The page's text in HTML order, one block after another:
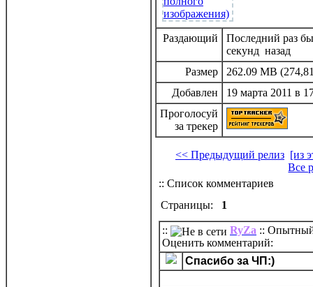
Раздающий
Последний раз
секунд назад
Размер
262.09 MB
Добавлен
19 марта 2011 в
Проголосуй
за трекер
<< Предыдущий релиз [из
Все
:: Список комментариев
Страницы:
1
:: RyZa :: Опытный
Оценить комментарий:
Спасибо за ЧП:)